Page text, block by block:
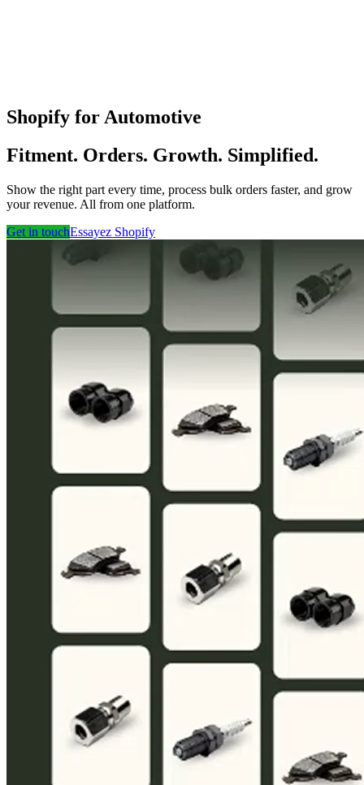
Shopify for Automotive
Fitment. Orders. Growth. Simplified.
Show the right part every time, process bulk orders faster, and grow
your revenue. All from one platform.
Get in touchEssayez Shopify